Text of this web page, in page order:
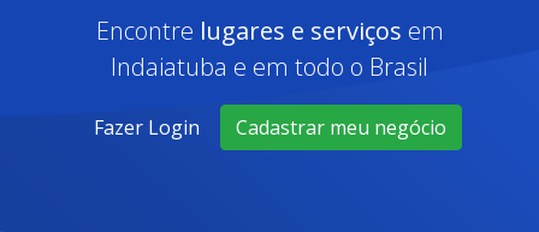
Encontre lugares e serviços em
Indaiatuba e em todo o Brasil
Fazer Login Cadastrar meu negócio